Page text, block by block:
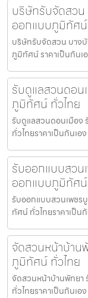
บริษัทรับจัดสว
ออกแบบภูมิทัศ
บริษัทรับจัดสวน บาง
ภูมิทัศน์ ราคาเป็นกัน
รับดูแลสวนดอน
ภูมิทัศน์ ทั่วไทย
รับดูแลสวนดอนเมือ
ทั่วไทยราคาเป็นกันเ
รับออกแบบสว
ออกแบบภูมิทัศน์
รับออกแบบสวนเพช
ทัศน์ ทั่วไทยราคาเป็น
จัดสวนหน้าบ้าน
ภูมิทัศน์ ทั่วไทย
จัดสวนหน้าบ้านพัทย
ทั่วไทยราคาเป็นกันเ